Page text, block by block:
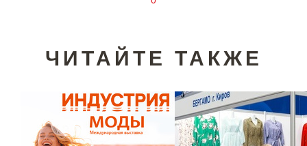
ЧИТАЙТЕ ТАКЖЕ